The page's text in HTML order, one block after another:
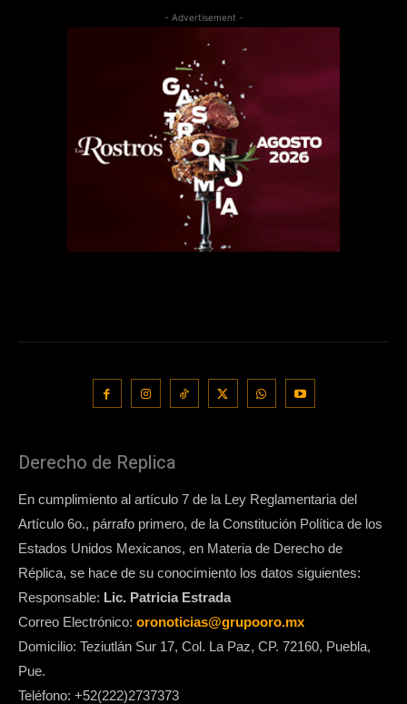
- Advertisement -
Derecho de Replica
En cumplimiento al artículo 7 de la Ley Reglamentaria del
Artículo 6o., párrafo primero, de la Constitución Política de los
Estados Unidos Mexicanos, en Materia de Derecho de
Réplica, se hace de su conocimiento los datos siguientes:
Responsable: Lic. Patricia Estrada
Correo Electrónico: oronoticias@grupooro.mx
Domicilio: Teziutlán Sur 17, Col. La Paz, CP. 72160, Puebla,
Pue.
Teléfono: +52(222)2737373